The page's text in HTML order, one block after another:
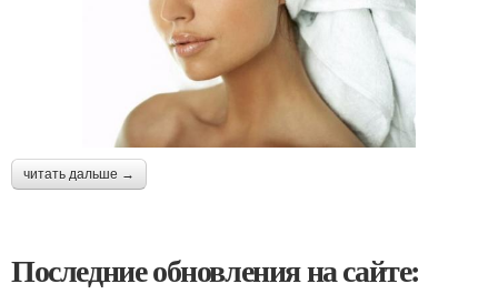
читать дальше →
Последние обновления на сайте: